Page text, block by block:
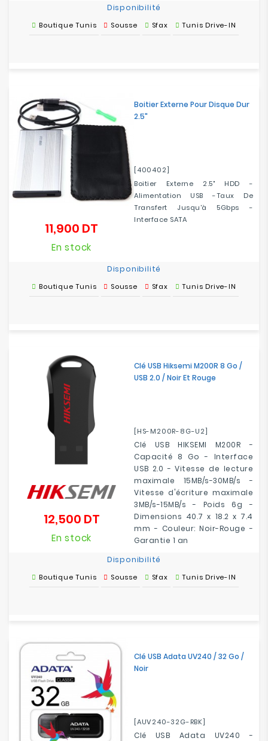
Disponibilité
Boutique Tunis Sousse Sfax Tunis Drive-IN
Boitier Externe Pour Disque Dur
2.5"
[400402]
Boitier Externe 2.5" HDD -
Alimentation USB -Taux De
Transfert Jusqu'à 5Gbps -
Interface SATA
11,900 DT
En stock
Disponibilité
Boutique Tunis Sousse Sfax Tunis Drive-IN
Clé USB Hiksemi M200R 8 Go /
USB 2.0 / Noir Et Rouge
[HS-M200R-8G-U2]
Clé USB HIKSEMI M200R -
Capacité 8 Go - Interface
USB 2.0 - Vitesse de lecture
maximale 15MB/s-30MB/s -
Vitesse d'écriture maximale
3MB/s-15MB/s - Poids 6g -
Dimensions 40.7 x 18.2 x 7.4
mm - Couleur: Noir-Rouge -
Garantie 1 an
12,500 DTPrix
En stock
Disponibilité
Boutique Tunis Sousse Sfax Tunis Drive-IN
Clé USB Adata UV240 / 32 Go /
Noir
[AUV240-32G-RBK]
Clé USB Adata UV240 -